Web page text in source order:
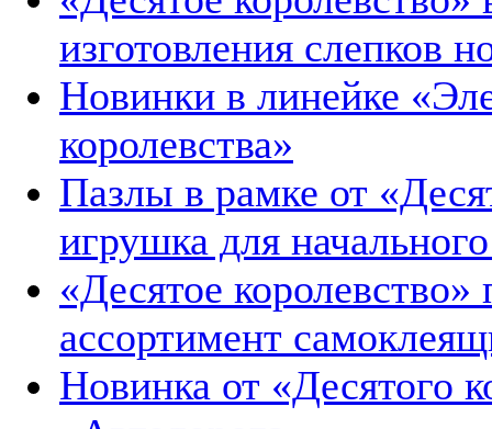
изготовления слепков
Новинки в линейке
королевства»
Пазлы в рамке от
игрушка для
«Десятое
ассортимент
Новинка от «Десятого